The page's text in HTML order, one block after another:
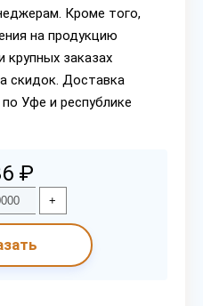
Кроме того,
на продукцию
крупных заказах
скидок. Доставка
Уфе и республике
₽
+